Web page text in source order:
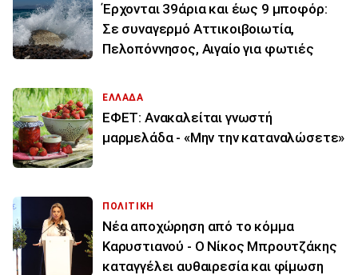
Έρχονται 39άρια και έως 9 μποφόρ:
Σε συναγερμό Αττικοιβοιωτία,
Πελοπόννησος, Αιγαίο για φωτιές
ΕΛΛΑΔΑ
ΕΦΕΤ: Ανακαλείται γνωστή
μαρμελάδα - «Μην την καταναλώσετε»
ΠΟΛΙΤΙΚΗ
Νέα αποχώρηση από το κόμμα
Καρυστιανού - Ο Νίκος Μπρουτζάκης
καταγγέλει αυθαιρεσία και φίμωση